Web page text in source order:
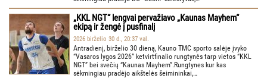
„KKL NGT“ lengvai pervažiavo „Kaunas Mayhem“
ekipą ir žengė į pusfinalį
2026 birželio 30 d., 20:37 val.
Antradienį, birželio 30 dieną, Kauno TMC sporto salėje įvyko
“Vasaros lygos 2026” ketvirtfinalio rungtynės tarp vietos “KKL
NGT” bei svečių “Kaunas Mayhem”.Rungtynes kur kas
sėkmingiau pradėjo aikštelės šeimininkai,…